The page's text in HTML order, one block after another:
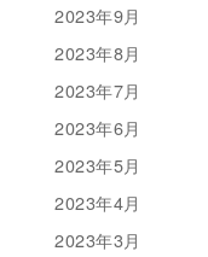
2023年9月
2023年8月
2023年7月
2023年6月
2023年5月
2023年4月
2023年3月